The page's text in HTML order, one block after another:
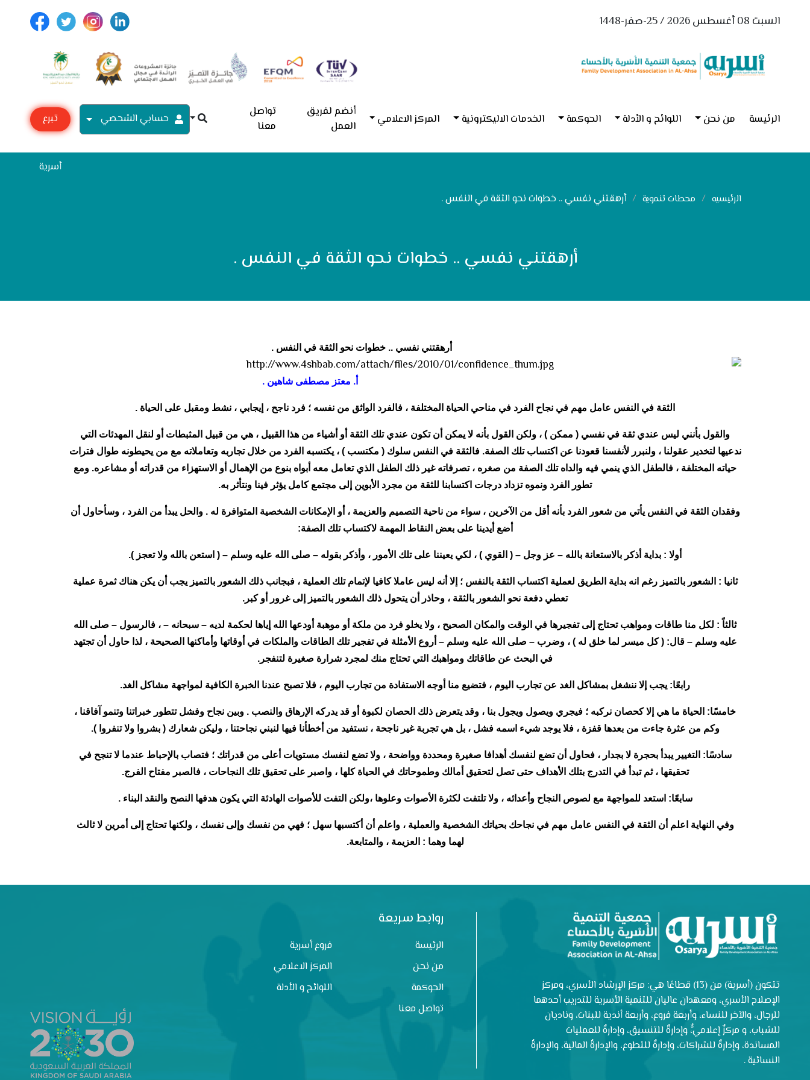
السبت 08 أغسطس 2026 / 25-صفر-1448
الرئيسة من نحن اللوائح و الأدلة الحوكمة الخدمات الاليكترونية المركز الاعلامي
أنضم لفريق
العمل
تواصل
معنا
حسابي الشحصي
تبرع
أسرية
الرئيسيه محطات تنموية أرهقتني نفسي .. خطوات نحو الثقة في النفس .
أرهقتني نفسي .. خطوات نحو الثقة في النفس .
أرهقتني نفسي .. خطوات نحو الثقة في النفس .
أ. معتز مصطفى شاهين .
الثقة في النفس عامل مهم في نجاح الفرد في مناحي الحياة المختلفة ، فالفرد الواثق من نفسه ؛ فرد ناجح ، إيجابي ، نشط ومقبل على الحياة .
والقول بأنني ليس عندي ثقة في نفسي ( ممكن ) ، ولكن القول بأنه لا يمكن أن تكون عندي تلك الثقة أو أشياء من هذا القبيل ، هي من قبيل المثبطات أو لنقل المهدئات التي
ندعيها لتخدير عقولنا ، ولنبرر لأنفسنا قعودنا عن اكتساب تلك الصفة. فالثقة في النفس سلوك ( مكتسب ) ، يكتسبه الفرد من خلال تجاربه وتعاملاته مع من يحيطونه طوال فترات
حياته المختلفة ، فالطفل الذي ينمي فيه والداه تلك الصفة من صغره ، تصرفاته غير ذلك الطفل الذي تعامل معه أبواه بنوع من الإهمال أو الاستهزاء من قدراته أو مشاعره. ومع
تطور الفرد ونموه تزداد درجات اكتسابنا للثقة من مجرد الأبوين إلى مجتمع كامل يؤثر فينا ونتأثر به.
وفقدان الثقة في النفس يأتي من شعور الفرد بأنه أقل من الآخرين ، سواء من ناحية التصميم والعزيمة ، أو الإمكانات الشخصية المتوافرة له . والحل يبدأ من الفرد ، وسأحاول أن
أضع أيدينا على بعض النقاط المهمة لاكتساب تلك الصفة:
أولا : بداية أذكر بالاستعانة بالله – عز وجل – ( القوي ) ، لكي يعيننا على تلك الأمور ، وأذكر بقوله – صلى الله عليه وسلم – ( استعن بالله ولا تعجز ).
ثانيا : الشعور بالتميز رغم انه بداية الطريق لعملية اكتساب الثقة بالنفس ؛ إلا أنه ليس عاملا كافيا لإتمام تلك العملية ، فبجانب ذلك الشعور بالتميز يجب أن يكن هناك ثمرة عملية
تعطي دفعة نحو الشعور بالثقة ، وحاذر أن يتحول ذلك الشعور بالتميز إلى غرور أو كبر.
ثالثاً : لكل منا طاقات ومواهب تحتاج إلى تفجيرها في الوقت والمكان الصحيح ، ولا يخلو فرد من ملكة أو موهبة أودعها الله إياها لحكمة لديه – سبحانه – ، فالرسول – صلى الله
عليه وسلم – قال: ( كل ميسر لما خلق له ) ، وضرب – صلى الله عليه وسلم – أروع الأمثلة في تفجير تلك الطاقات والملكات في أوقاتها وأماكنها الصحيحة ، لذا حاول أن تجتهد
في البحث عن طاقاتك ومواهبك التي تحتاج منك لمجرد شرارة صغيرة لتنفجر.
رابعًا: يجب إلا ننشغل بمشاكل الغد عن تجارب اليوم ، فتضيع منا أوجه الاستفادة من تجارب اليوم ، فلا تصبح عندنا الخبرة الكافية لمواجهة مشاكل الغد.
خامسًا: الحياة ما هي إلا كحصان نركبه ؛ فيجري ويصول ويجول بنا ، وقد يتعرض ذلك الحصان لكبوة أو قد يدركه الإرهاق والنصب . وبين نجاح وفشل تتطور خبراتنا وتنمو آفاقنا ،
وكم من عثرة جاءت من بعدها قفزة ، فلا يوجد شيء اسمه فشل ، بل هي تجربة غير ناجحة ، نستفيد من أخطأنا فيها لنبني نجاحتنا ، وليكن شعارك ( بشروا ولا تنفروا ).
سادسًا: التغيير يبدأ بحجرة لا بجدار ، فحاول أن تضع لنفسك أهدافا صغيرة ومحددة وواضحة ، ولا تضع لنفسك مستويات أعلى من قدراتك ؛ فتصاب بالإحباط عندما لا تنجح في
تحقيقها ، ثم تبدأ في التدرج بتلك الأهداف حتى تصل لتحقيق أمالك وطموحاتك في الحياة كلها ، واصبر على تحقيق تلك النجاحات ، فالصبر مفتاح الفرج.
سابعًا: استعد للمواجهة مع لصوص النجاح وأعدائه ، ولا تلتفت لكثرة الأصوات وعلوها ،ولكن التفت للأصوات الهادئة التي يكون هدفها النصح والنقد البناء .
وفي النهاية اعلم أن الثقة في النفس عامل مهم في نجاحك بحياتك الشخصية والعملية ، واعلم أن أكتسبها سهل ؛ فهي من نفسك وإلى نفسك ، ولكنها تحتاج إلى أمرين لا ثالث
لهما وهما : العزيمة ، والمتابعة.
تتكون (أسرية) من (13) قطاعًا هي: مركز الإرشاد الأسري، ومركز
الإصلاح الأسري، ومعهدان عاليان للتنمية الأسرية للتدريب أحدهما
للرجال، والآخر للنساء، وأربعة فروع، وأربعة أندية للبنات، وناديان
للشباب، و مركزٌ إعلاميٌّ، وإدارةٌ للتنسيق، وإدارةٌ للعمليات
المساندة، وإدارةٌ للشراكات، وإدارةٌ للتطوع، والإدارةُ المالية، والإدارةُ
النسائية .
روابط سريعة
الرئيسة
فروع أسرية
من نحن
المركز الاعلامي
الحوكمة
اللوائح و الأدلة
تواصل معنا